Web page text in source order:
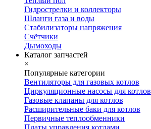
Гидрострелки и коллекторы
Шланги газа и воды
Стабилизаторы напряжения
Счётчики
Дымоходы
Каталог запчастей
×
Популярные категории
Вентиляторы для газовых котлов
Циркуляционные насосы для котлов
Газовые клапаны для котлов
Расширительные баки для котлов
Первичные теплообменники
Платы управления котлами